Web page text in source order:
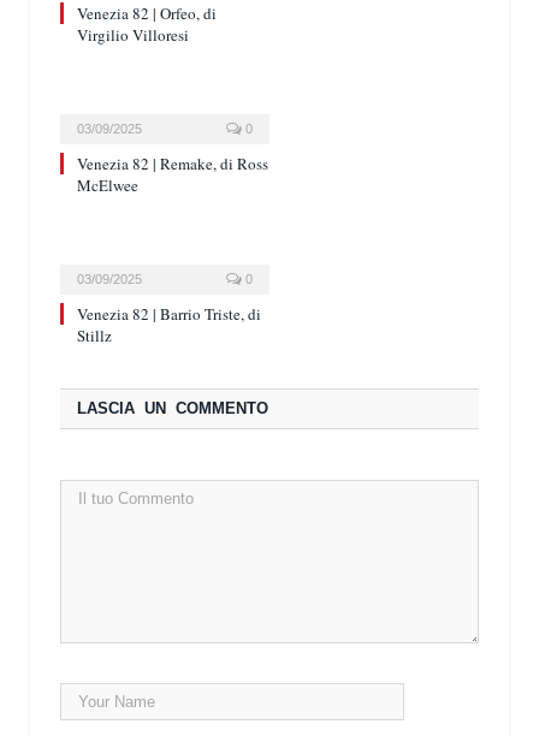
Venezia 82 | Orfeo, di
Virgilio Villoresi
03/09/2025 0
Venezia 82 | Remake, di Ross
McElwee
03/09/2025 0
Venezia 82 | Barrio Triste, di
Stillz
LASCIA UN COMMENTO